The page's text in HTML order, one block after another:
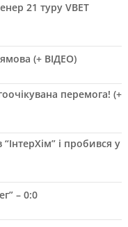
21 туру VBET
(+ ВІДЕО)
перемога! (+
і пробився у
– 0:0